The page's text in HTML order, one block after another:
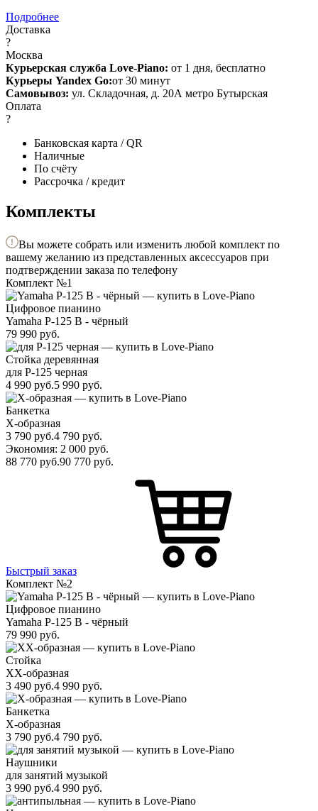
Подробнее
Доставка
?
Москва
Курьерская служба Love-Piano: от 1 дня, бесплатно
Курьеры Yandex Go:от 30 минут
Самовывоз: ул. Складочная, д. 20А метро Бутырская
Оплата
?
Банковская карта / QR
Наличные
По счёту
Рассрочка / кредит
Комплекты
Вы можете собрать или изменить любой комплект по
вашему желанию из представленных аксессуаров при
подтверждении заказа по телефону
Комплект №1
Цифровое пианино
Yamaha P-125 B - чёрный
79 990 руб.
Стойка деревянная
для P-125 черная
4 990 руб.5 990 руб.
Банкетка
X-образная
3 790 руб.4 790 руб.
Экономия: 2 000 руб.
88 770 руб.90 770 руб.
Быстрый заказ
Комплект №2
Цифровое пианино
Yamaha P-125 B - чёрный
79 990 руб.
Стойка
XX-образная
3 490 руб.4 990 руб.
Банкетка
X-образная
3 790 руб.4 790 руб.
Наушники
для занятий музыкой
3 990 руб.4 990 руб.